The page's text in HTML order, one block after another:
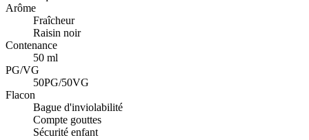
Arôme
Fraîcheur
Raisin noir
Contenance
50 ml
PG/VG
50PG/50VG
Flacon
Bague d'inviolabilité
Compte gouttes
Sécurité enfant